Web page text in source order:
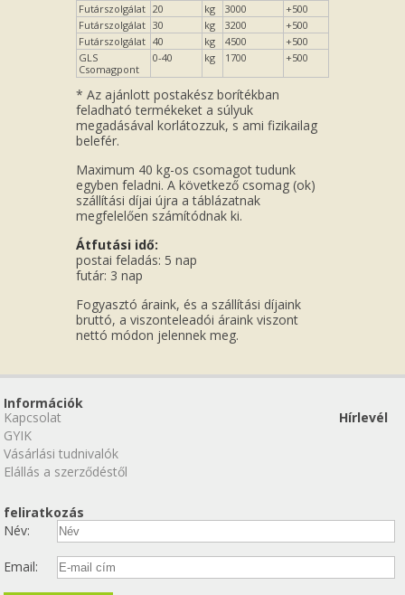
Futárszolgálat 20 kg 3000
+500
Futárszolgálat 30 kg 3200
+500
Futárszolgálat 40 kg 4500
+500
GLS
Csomagpont
0-40 kg 1700 +500
* Az ajánlott postakész borítékban
feladható termékeket a súlyuk
megadásával korlátozzuk, s ami fizikailag
belefér.
Maximum 40 kg-os csomagot tudunk
egyben feladni. A következő csomag (ok)
szállítási díjai újra a táblázatnak
megfelelően számítódnak ki.
Átfutási idő:
postai feladás: 5 nap
futár: 3 nap
Fogyasztó áraink, és a szállítási díjaink
bruttó, a viszonteleadói áraink viszont
nettó módon jelennek meg.
Információk
Kapcsolat
GYIK
Vásárlási tudnivalók
Elállás a szerződéstől
Hírlevél
feliratkozás
Név:
Email: